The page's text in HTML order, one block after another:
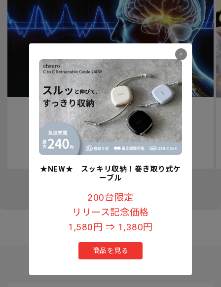
認知症予防への取り組みについて
★NEW★ スッキリ収納！巻き取り式ケ
ーブル
200台限定
リリース記念価格
1,580円 ⇒ 1,380円
商品を見る